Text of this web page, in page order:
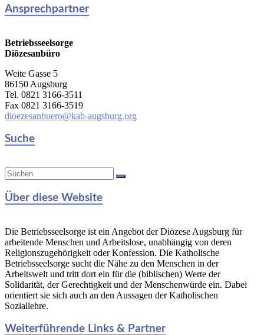
Ansprechpartner
Betriebsseelsorge
Diözesanbüro
Weite Gasse 5
86150 Augsburg
Tel. 0821 3166-3511
Fax 0821 3166-3519
dioezesanbuero@kab-augsburg.org
Suche
Über diese Website
Die Betriebsseelsorge ist ein Angebot der Diözese Augsburg für
arbeitende Menschen und Arbeitslose, unabhängig von deren
Religionszugehörigkeit oder Konfession. Die Katholische
Betriebsseelsorge sucht die Nähe zu den Menschen in der
Arbeitswelt und tritt dort ein für die (biblischen) Werte der
Solidarität, der Gerechtigkeit und der Menschenwürde ein. Dabei
orientiert sie sich auch an den Aussagen der Katholischen
Soziallehre.
Weiterführende Links & Partner